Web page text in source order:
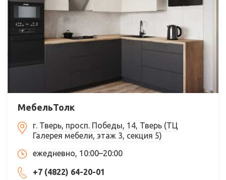
МебельТолк
г. Тверь, просп. Победы, 14, Тверь (ТЦ
Галерея мебели, этаж 3, секция 5)
ежедневно, 10:00–20:00
+7 (4822) 64-20-01